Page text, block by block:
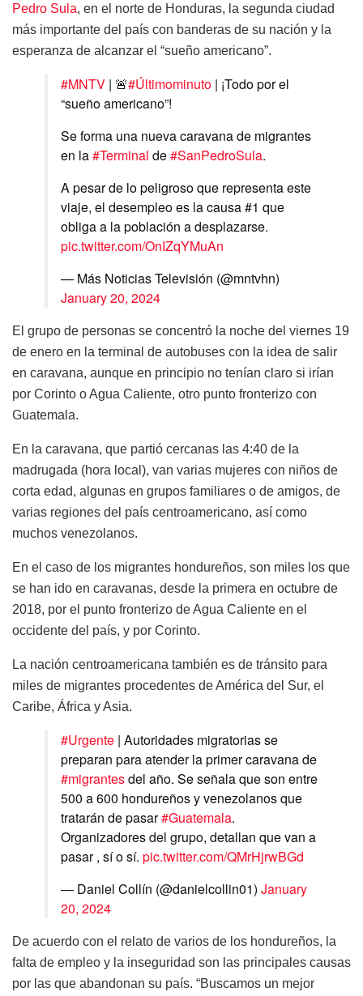
Pedro Sula, en el norte de Honduras, la segunda ciudad
más importante del país con banderas de su nación y la
esperanza de alcanzar el “sueño americano”.
#MNTV | 🚨#Últimominuto | ¡Todo por el
“sueño americano”!
Se forma una nueva caravana de migrantes
en la#Terminal de#SanPedroSula.
A pesar de lo peligroso que representa este
viaje, el desempleo es la causa #1 que
obliga a la población a desplazarse.
pic.twitter.com/OnIZqYMuAn
— Más Noticias Televisión (@mntvhn)
January 20, 2024
El grupo de personas se concentró la noche del viernes 19
de enero en la terminal de autobuses con la idea de salir
en caravana, aunque en principio no tenían claro si irían
por Corinto o Agua Caliente, otro punto fronterizo con
Guatemala.
En la caravana, que partió cercanas las 4:40 de la
madrugada (hora local), van varias mujeres con niños de
corta edad, algunas en grupos familiares o de amigos, de
varias regiones del país centroamericano, así como
muchos venezolanos.
En el caso de los migrantes hondureños, son miles los que
se han ido en caravanas, desde la primera en octubre de
2018, por el punto fronterizo de Agua Caliente en el
occidente del país, y por Corinto.
La nación centroamericana también es de tránsito para
miles de migrantes procedentes de América del Sur, el
Caribe, África y Asia.
#Urgente | Autoridades migratorias se
preparan para atender la primer caravana de
#migrantesdel año. Se señala que son entre
500 a 600 hondureños y venezolanos que
tratarán de pasar#Guatemala.
Organizadores del grupo, detallan que van a
pasar , sí o sí. pic.twitter.com/QMrHjrwBGd
— Daniel Collín (@danielcollin01) January
20, 2024
De acuerdo con el relato de varios de los hondureños, la
falta de empleo y la inseguridad son las principales causas
por las que abandonan su país. “Buscamos un mejor